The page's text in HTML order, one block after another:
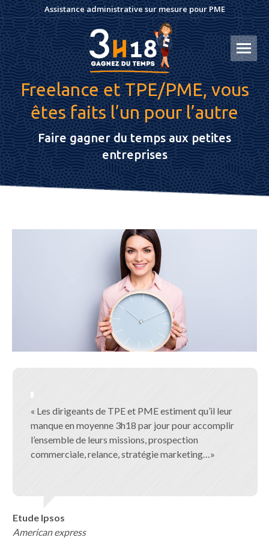
Assistance administrative sur mesure pour PME
Freelance et TPE/PME, vous
êtes faits l’un pour l’autre
Faire gagner du temps aux petites
entreprises
« Les dirigeants de TPE et PME estiment qu’il leur
manque en moyenne 3h18 par jour pour accomplir
l’ensemble de leurs missions, prospection
commerciale, relance, stratégie marketing…»
Etude Ipsos
American express